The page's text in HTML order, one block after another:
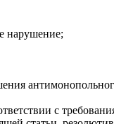
нарушение;
с